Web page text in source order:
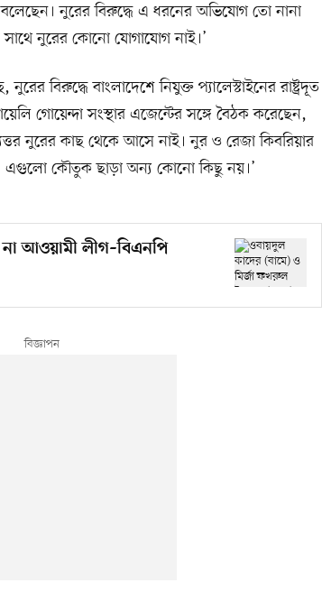
নুরের বিরুদ্ধে এ ধরনের অভিযোগ তো নানা
নুরের কোনো যোগাযোগ নাই।’
বিরুদ্ধে বাংলাদেশে নিযুক্ত প্যালেস্টাইনের রাষ্ট্রদূত
গোয়েন্দা সংস্থার এজেন্টের সঙ্গে বৈঠক করেছেন,
নুরের কাছ থেকে আসে নাই। নুর ও রেজা কিবরিয়ার
এগুলো কৌতুক ছাড়া অন্য কোনো কিছু নয়।’
আওয়ামী লীগ–বিএনপি